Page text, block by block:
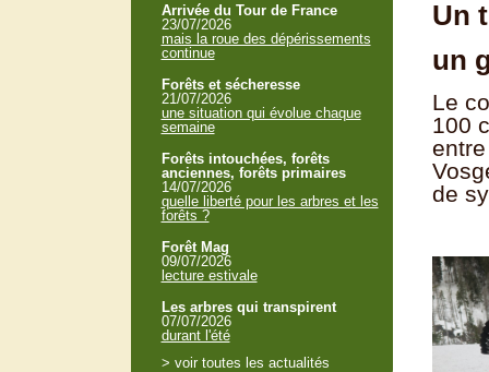
Un
un
Le
100
de
Arrivée du Tour de France
23/07/2026
mais la roue des dépérissements
continue
Forêts et sécheresse
21/07/2026
une situation qui évolue chaque
semaine
Forêts intouchées, forêts
anciennes, forêts primaires
14/07/2026
quelle liberté pour les arbres et les
forêts ?
Forêt Mag
09/07/2026
lecture estivale
Les arbres qui transpirent
07/07/2026
durant l'été
> voir toutes les actualités